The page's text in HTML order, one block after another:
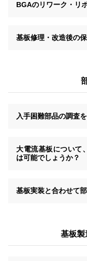
BGAのリワーク・リ
基板修理・改造後の
入手困難部品の調査
大電流基板について
は可能でしょうか？
基板実装と合わせて
基板製